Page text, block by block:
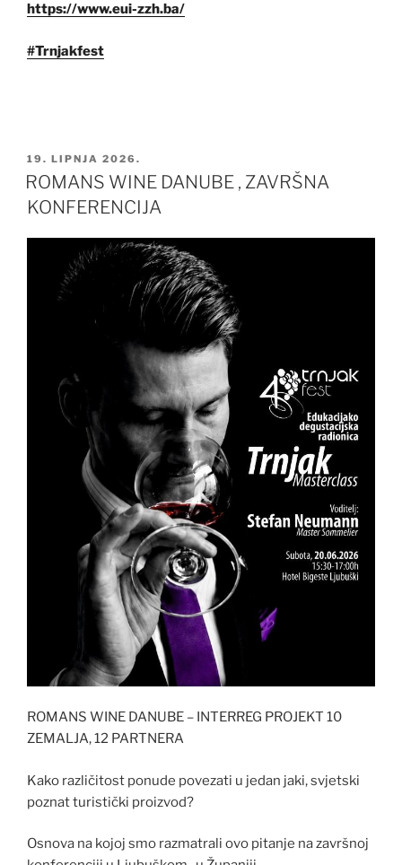
https://www.eui-zzh.ba/
#Trnjakfest
OBJAVLJENO
19. LIPNJA 2026.
ROMANS WINE DANUBE , ZAVRŠNA
KONFERENCIJA
ROMANS WINE DANUBE – INTERREG PROJEKT 10
ZEMALJA, 12 PARTNERA
Kako različitost ponude povezati u jedan jaki, svjetski
poznat turistički proizvod?
Osnova na kojoj smo razmatrali ovo pitanje na završnoj